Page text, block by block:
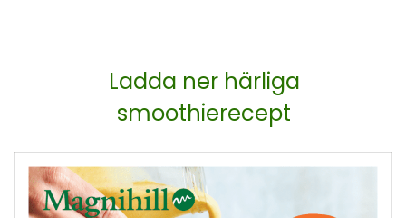
Ladda ner härliga
smoothierecept